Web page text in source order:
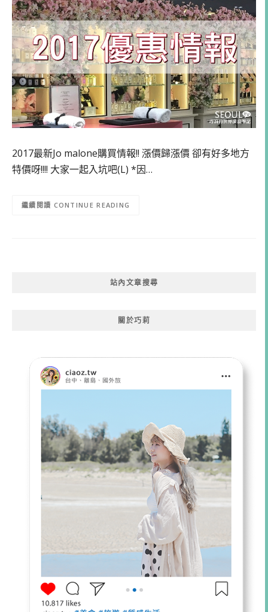
2017最新Jo malone購買情報!! 漲價歸漲價 卻有好多地方
特價呀!!!! 大家一起入坑吧(L) *因…
CONTINUE READING
站內文章搜尋
關於巧莉